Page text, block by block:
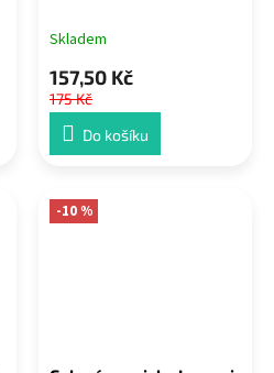
Skladem
157,50 Kč
175 Kč
Do košíku
-10 %